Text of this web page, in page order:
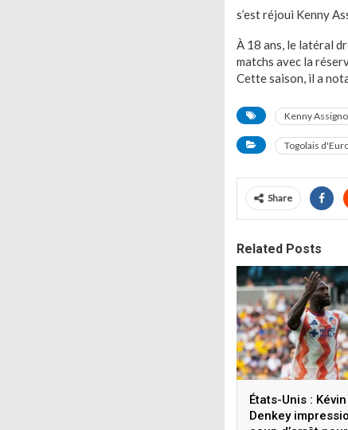
s’est réjoui Kenny
À 18 ans, le latéral
matchs avec la
Cette saison, il a
Kenny
Togolais
Share
Related Posts
États-Unis : Kévin
Denkey